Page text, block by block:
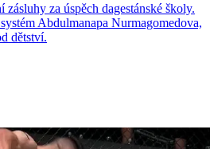
za úspěch dagestánské školy.
Abdulmanapa Nurmagomedova,
dětství.